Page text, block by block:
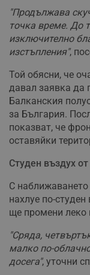
"Продължава
точка време. До
изключително
изстъпления",
Той обясни, че
давал заявка да
Балканския
за България.
показват, че
оставяйки
Студен въздух
С
нахлуе по-
ще промени леко
"Сряда,
малко по-
досега", уточни